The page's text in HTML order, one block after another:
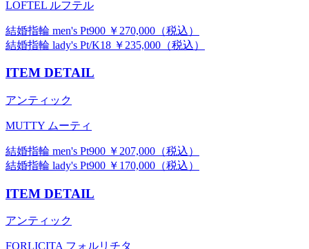
LOFTEL ルフテル
結婚指輪 men's Pt900 ￥270,000（税込）
結婚指輪 lady's Pt/K18 ￥235,000（税込）
ITEM DETAIL
アンティック
MUTTY ムーティ
結婚指輪 men's Pt900 ￥207,000（税込）
結婚指輪 lady's Pt900 ￥170,000（税込）
ITEM DETAIL
アンティック
FORLICITA フォルリチタ